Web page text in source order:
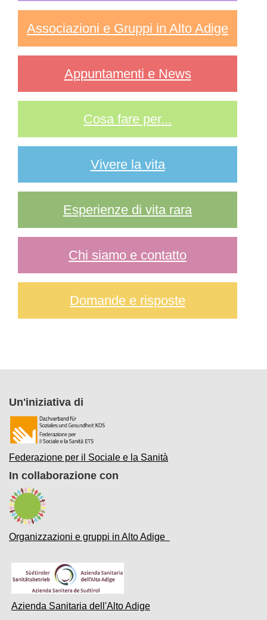
Associazioni e Gruppi in Alto Adige
Appuntamenti e News
Cosa fare per...
Vivere la vita
Esperienze di vita rara
Chi siamo e contatto
Domande e risposte
Un'iniziativa di
Federazione per il Sociale e la Sanità
In collaborazione con
Organizzazioni e gruppi in Alto Adige
Azienda Sanitaria dell'Alto Adige